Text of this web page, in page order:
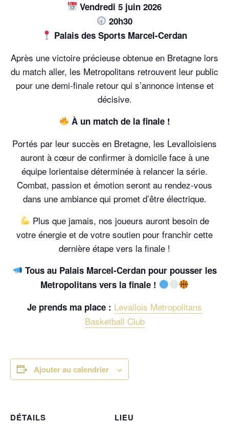
Vendredi 5 juin 2026
20h30
Palais des Sports Marcel-Cerdan
Après une victoire précieuse obtenue en Bretagne lors
du match aller, les Metropolitans retrouvent leur public
pour une demi-finale retour qui s’annonce intense et
décisive.
À un match de la finale !
Portés par leur succès en Bretagne, les Levalloisiens
auront à cœur de confirmer à domicile face à une
équipe lorientaise déterminée à relancer la série.
Combat, passion et émotion seront au rendez-vous
dans une ambiance qui promet d’être électrique.
Plus que jamais, nos joueurs auront besoin de
votre énergie et de votre soutien pour franchir cette
dernière étape vers la finale !
Tous au Palais Marcel-Cerdan pour pousser les
Metropolitans vers la finale !
Je prends ma place : Levallois Metropolitans
Basketball Club
Ajouter au calendrier
DÉTAILS
LIEU